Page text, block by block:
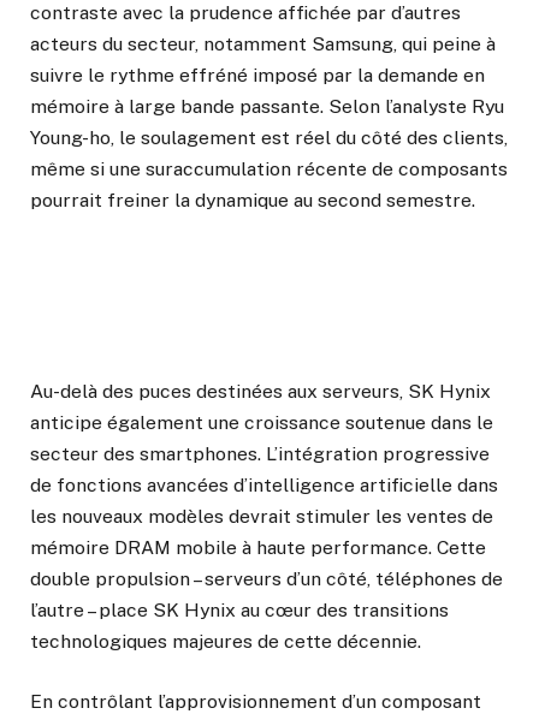
contraste avec la prudence affichée par d’autres
acteurs du secteur, notamment Samsung, qui peine à
suivre le rythme effréné imposé par la demande en
mémoire à large bande passante. Selon l’analyste Ryu
Young-ho, le soulagement est réel du côté des clients,
même si une suraccumulation récente de composants
pourrait freiner la dynamique au second semestre.
Au-delà des puces destinées aux serveurs, SK Hynix
anticipe également une croissance soutenue dans le
secteur des smartphones. L’intégration progressive
de fonctions avancées d’intelligence artificielle dans
les nouveaux modèles devrait stimuler les ventes de
mémoire DRAM mobile à haute performance. Cette
double propulsion – serveurs d’un côté, téléphones de
l’autre – place SK Hynix au cœur des transitions
technologiques majeures de cette décennie.
En contrôlant l’approvisionnement d’un composant